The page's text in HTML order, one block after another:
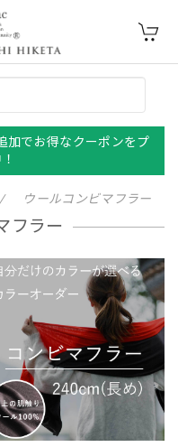
加でお得なクーポンをプ
ウールコンビマフラー
フラー